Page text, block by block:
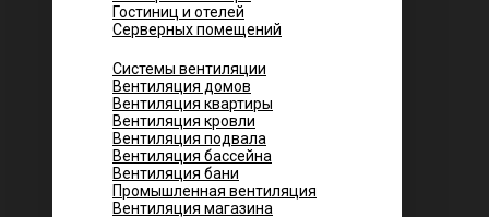
Гостиниц и отелей
Серверных помещений
Системы вентиляции
Вентиляция домов
Вентиляция квартиры
Вентиляция кровли
Вентиляция подвала
Вентиляция бассейна
Вентиляция бани
Промышленная вентиляция
Вентиляция магазина